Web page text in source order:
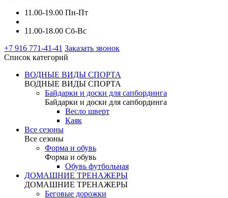
11.00-19.00 Пн-Пт
11.00-18.00 Сб-Вс
+7 916 771-41-41 Заказать звонок
Список категорий
ВОДНЫЕ ВИДЫ СПОРТА
ВОДНЫЕ ВИДЫ СПОРТА
Байдарки и доски для сапбординга
Байдарки и доски для сапбординга
Весло шверт
Каяк
Все сезоны
Все сезоны
Форма и обувь
Форма и обувь
Обувь футбольная
ДОМАШНИЕ ТРЕНАЖЕРЫ
ДОМАШНИЕ ТРЕНАЖЕРЫ
Беговые дорожки